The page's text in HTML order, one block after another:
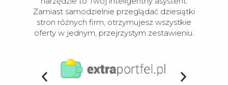
Zamiast samodzielnie przeglądać dziesiątki
stron różnych firm, otrzymujesz wszystkie
oferty w jednym, przejrzystym zestawieniu.